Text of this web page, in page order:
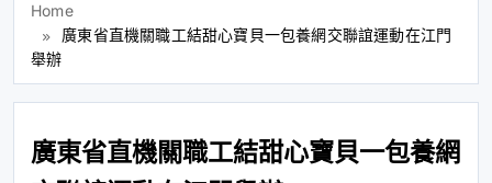
Home
廣東省直機關職工結甜心寶貝一包養網交聯誼運動在江門
舉辦
廣東省直機關職工結甜心寶貝一包養網